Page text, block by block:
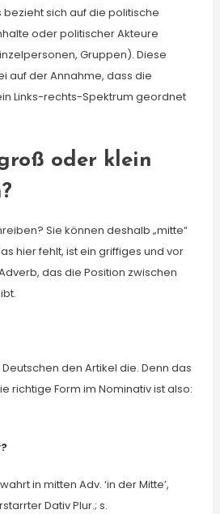
sich auf die politische
oder politischer Akteure
Gruppen). Diese
auf der Annahme, dass die
Links-rechts-Spektrum geordnet
oder klein
Sie können deshalb „mitte“
hier fehlt, ist ein griffiges und vor
das die Position zwischen
den Artikel die. Denn das
richtige Form im Nominativ ist also:
in mitten Adv. ‘in der Mitte’,
Dativ Plur.; s.